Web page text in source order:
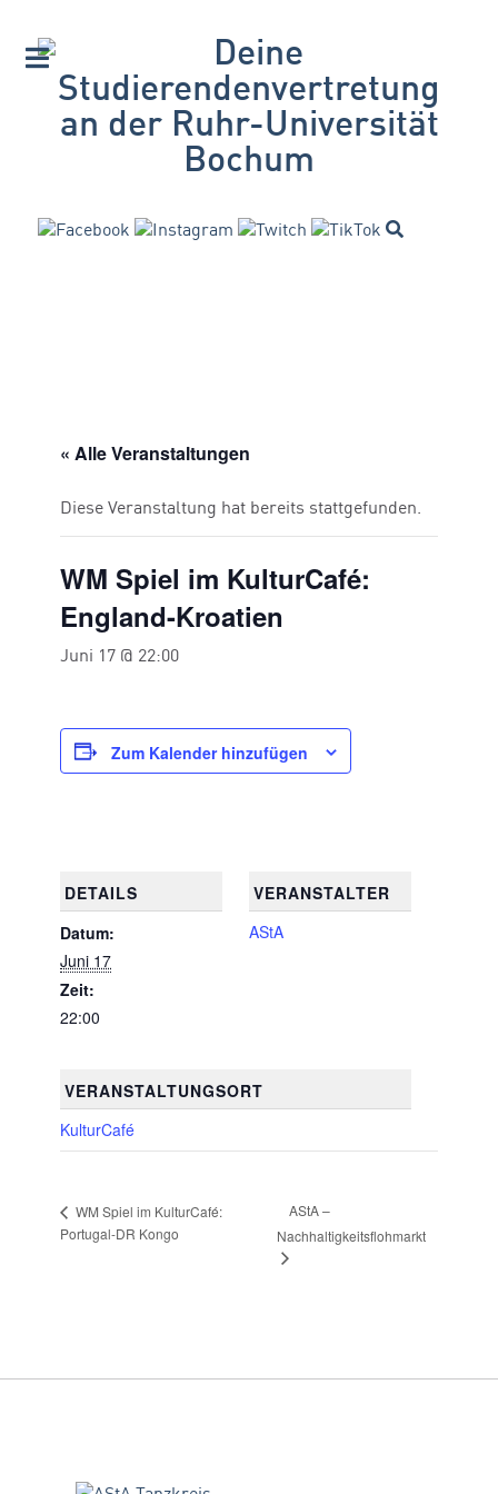
« Alle Veranstaltungen
Diese Veranstaltung hat bereits stattgefunden.
WM Spiel im KulturCafé:
England-Kroatien
Juni 17 @ 22:00
Zum Kalender hinzufügen
DETAILS
Datum:
Juni 17
Zeit:
22:00
VERANSTALTUNGSORT
KulturCafé
VERANSTALTER
AStA
WM Spiel im KulturCafé:
Portugal-DR Kongo
AStA –
Nachhaltigkeitsflohmarkt